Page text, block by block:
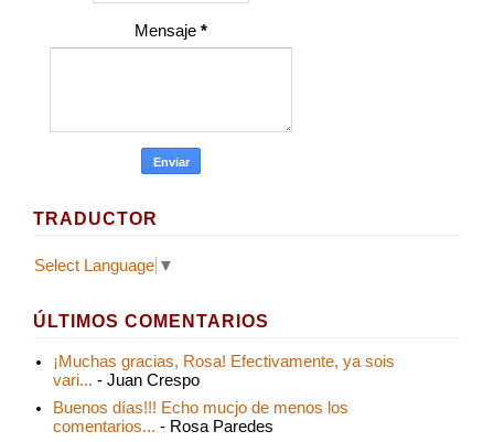
Mensaje *
TRADUCTOR
Select Language ▼
ÚLTIMOS COMENTARIOS
¡Muchas gracias, Rosa! Efectivamente, ya sois
vari... - Juan Crespo
Buenos días!!! Echo mucjo de menos los
comentarios... - Rosa Paredes